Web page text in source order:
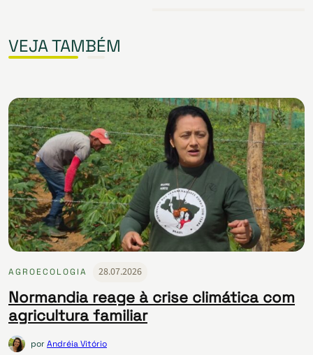
VEJA TAMBÉM
AGROECOLOGIA 28.07.2026
Normandia reage à crise climática com
agricultura familiar
porAndréia Vitório